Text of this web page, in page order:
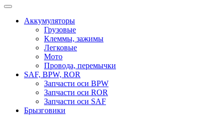
Аккумуляторы
Грузовые
Клеммы, зажимы
Легковые
Мото
Провода, перемычки
SAF, BPW, ROR
Запчасти оси BPW
Запчасти оси ROR
Запчасти оси SAF
Брызговики